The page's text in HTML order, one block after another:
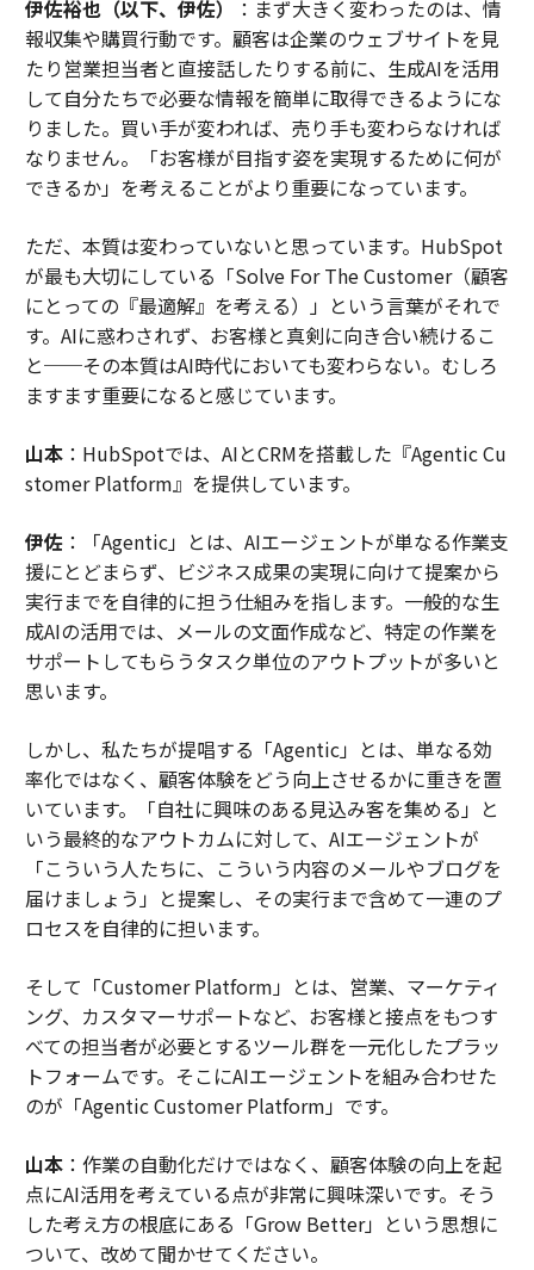
伊佐裕也（以下、伊佐）
：まず大きく変わったのは、情
報収集や購買行動です。顧客は企業のウェブサイトを見
たり営業担当者と直接話したりする前に、生成AIを活用
して自分たちで必要な情報を簡単に取得できるようにな
りました。買い手が変われば、売り手も変わらなければ
なりません。「お客様が目指す姿を実現するために何が
できるか」を考えることがより重要になっています。
ただ、本質は変わっていないと思っています。HubSpot
が最も大切にしている「Solve For The Customer（顧客
にとっての『最適解』を考える）」という言葉がそれで
す。AIに惑わされず、お客様と真剣に向き合い続けるこ
と──その本質はAI時代においても変わらない。むしろ
ますます重要になると感じています。
山本：HubSpotでは、AIとCRMを搭載した『Agentic Cu
stomer Platform』を提供しています。
伊佐：「Agentic」とは、AIエージェントが単なる作業支
援にとどまらず、ビジネス成果の実現に向けて提案から
実行までを自律的に担う仕組みを指します。一般的な生
成AIの活用では、メールの文面作成など、特定の作業を
サポートしてもらうタスク単位のアウトプットが多いと
思います。
しかし、私たちが提唱する「Agentic」とは、単なる効
率化ではなく、顧客体験をどう向上させるかに重きを置
いています。「自社に興味のある見込み客を集める」と
いう最終的なアウトカムに対して、AIエージェントが
「こういう人たちに、こういう内容のメールやブログを
届けましょう」と提案し、その実行まで含めて一連のプ
ロセスを自律的に担います。
そして「Customer Platform」とは、営業、マーケティ
ング、カスタマーサポートなど、お客様と接点をもつす
べての担当者が必要とするツール群を一元化したプラッ
トフォームです。そこにAIエージェントを組み合わせた
のが「Agentic Customer Platform」です。
山本：作業の自動化だけではなく、顧客体験の向上を起
点にAI活用を考えている点が非常に興味深いです。そう
した考え方の根底にある「Grow Better」という思想に
ついて、改めて聞かせてください。